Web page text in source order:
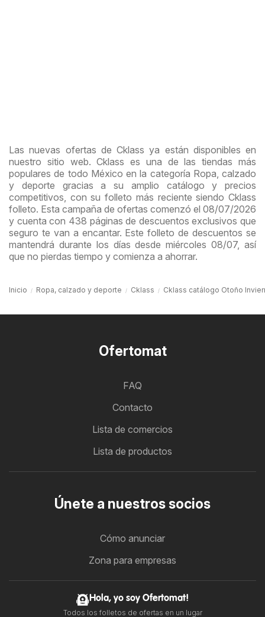
Las nuevas ofertas de Cklass ya están disponibles en
nuestro sitio web. Cklass es una de las tiendas más
populares de todo México en la categoría Ropa, calzado
y deporte gracias a su amplio catálogo y precios
competitivos, con su folleto más reciente siendo Cklass
folleto. Esta campaña de ofertas comenzó el 08/07/2026
y cuenta con 438 páginas de descuentos exclusivos que
seguro te van a encantar. Este folleto de descuentos se
mantendrá durante los días desde miércoles 08/07, así
que no pierdas tiempo y comienza a ahorrar.
Inicio Ropa, calzado y deporte Cklass Cklass catálogo Otoño
Ofertomat
FAQ
Contacto
Lista de comercios
Lista de productos
Únete a nuestros socios
Cómo anunciar
Zona para empresas
Hola, yo soy Ofertomat!
Todos los folletos de ofertas en un lugar